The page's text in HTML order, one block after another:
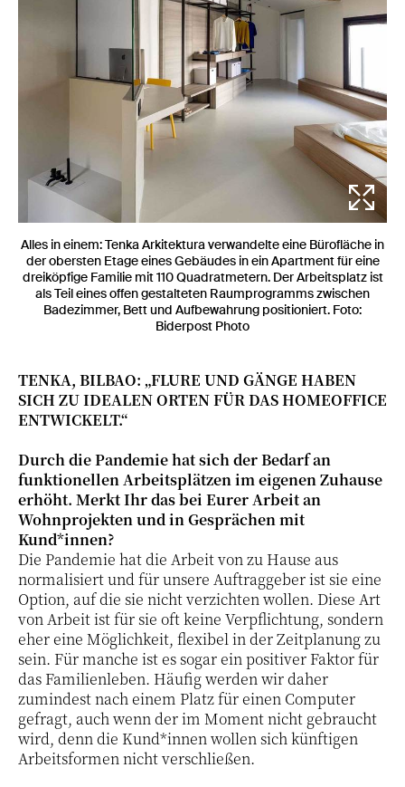
Alles in einem: Tenka Arkitektura verwandelte eine Bürofläche in
der obersten Etage eines Gebäudes in ein Apartment für eine
dreiköpfige Familie mit 110 Quadratmetern. Der Arbeitsplatz ist
als Teil eines offen gestalteten Raumprogramms zwischen
Badezimmer, Bett und Aufbewahrung positioniert. Foto:
Biderpost Photo
TENKA, BILBAO: „FLURE UND GÄNGE HABEN
SICH ZU IDEALEN ORTEN FÜR DAS HOMEOFFICE
ENTWICKELT.“
Durch die Pandemie hat sich der Bedarf an
funktionellen Arbeitsplätzen im eigenen Zuhause
erhöht. Merkt Ihr das bei Eurer Arbeit an
Wohnprojekten und in Gesprächen mit
Kund*innen?
Die Pandemie hat die Arbeit von zu Hause aus
normalisiert und für unsere Auftraggeber ist sie eine
Option, auf die sie nicht verzichten wollen. Diese Art
von Arbeit ist für sie oft keine Verpflichtung, sondern
eher eine Möglichkeit, flexibel in der Zeitplanung zu
sein. Für manche ist es sogar ein positiver Faktor für
das Familienleben. Häufig werden wir daher
zumindest nach einem Platz für einen Computer
gefragt, auch wenn der im Moment nicht gebraucht
wird, denn die Kund*innen wollen sich künftigen
Arbeitsformen nicht verschließen.